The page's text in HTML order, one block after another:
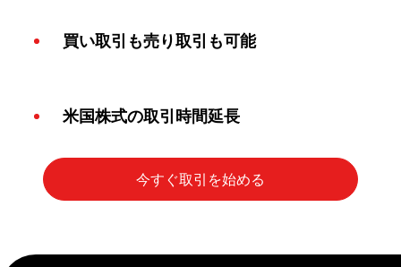
買い取引も売り取引も可能
米国株式の取引時間延長